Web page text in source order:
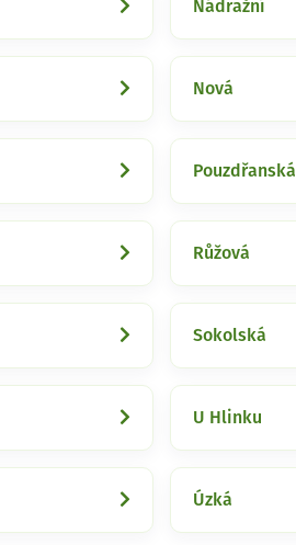
Nádražní
Nová
Pouzdřanská
Růžová
Sokolská
U Hlinku
Úzká